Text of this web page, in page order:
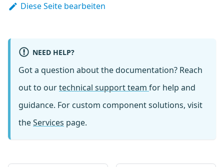
Diese Seite bearbeiten
NEED HELP?
Got a question about the documentation? Reach
out to ourtechnical support team for help and
guidance. For custom component solutions, visit
theServices page.